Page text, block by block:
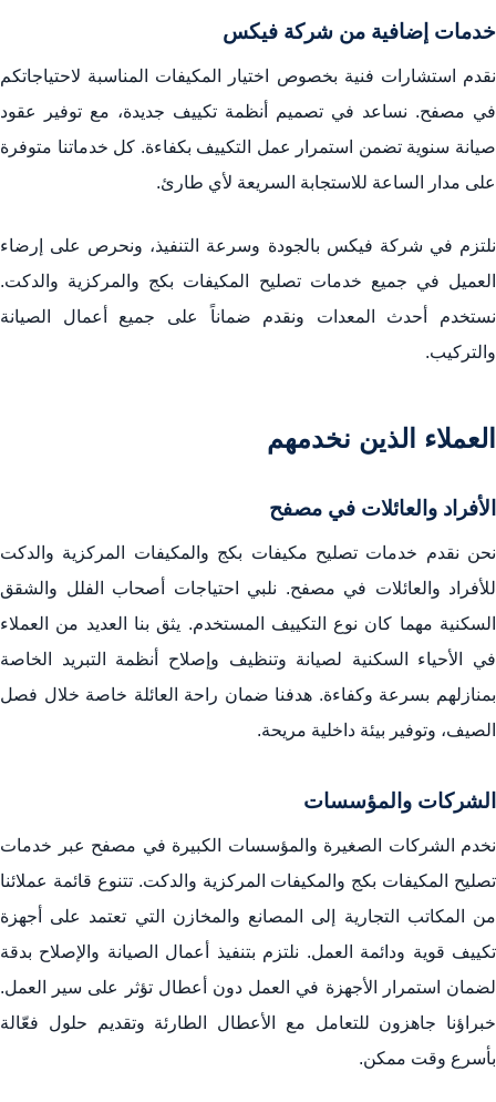
خدمات إضافية من شركة فيكس
نقدم استشارات فنية بخصوص اختيار المكيفات المناسبة لاحتياجاتكم
في مصفح. نساعد في تصميم أنظمة تكييف جديدة، مع توفير عقود
صيانة سنوية تضمن استمرار عمل التكييف بكفاءة. كل خدماتنا متوفرة
على مدار الساعة للاستجابة السريعة لأي طارئ.
نلتزم في شركة فيكس بالجودة وسرعة التنفيذ، ونحرص على إرضاء
العميل في جميع خدمات تصليح المكيفات بكج والمركزية والدكت.
نستخدم أحدث المعدات ونقدم ضماناً على جميع أعمال الصيانة
والتركيب.
العملاء الذين نخدمهم
الأفراد والعائلات في مصفح
نحن نقدم خدمات تصليح مكيفات بكج والمكيفات المركزية والدكت
للأفراد والعائلات في مصفح. نلبي احتياجات أصحاب الفلل والشقق
السكنية مهما كان نوع التكييف المستخدم. يثق بنا العديد من العملاء
في الأحياء السكنية لصيانة وتنظيف وإصلاح أنظمة التبريد الخاصة
بمنازلهم بسرعة وكفاءة. هدفنا ضمان راحة العائلة خاصة خلال فصل
الصيف، وتوفير بيئة داخلية مريحة.
الشركات والمؤسسات
نخدم الشركات الصغيرة والمؤسسات الكبيرة في مصفح عبر خدمات
تصليح المكيفات بكج والمكيفات المركزية والدكت. تتنوع قائمة عملائنا
من المكاتب التجارية إلى المصانع والمخازن التي تعتمد على أجهزة
تكييف قوية ودائمة العمل. نلتزم بتنفيذ أعمال الصيانة والإصلاح بدقة
لضمان استمرار الأجهزة في العمل دون أعطال تؤثر على سير العمل.
خبراؤنا جاهزون للتعامل مع الأعطال الطارئة وتقديم حلول فعّالة
بأسرع وقت ممكن.